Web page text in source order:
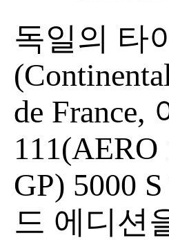
독일의 타
de
GP) 5000
드 에디션